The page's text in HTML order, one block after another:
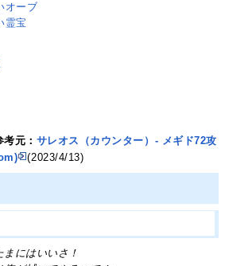
オーブ
霊宝
元： サレオス（カウンター）- メギド72攻
(2023/4/13)
まにはいいさ！